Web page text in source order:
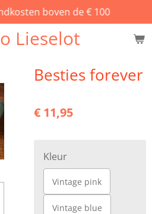
Lieselot
boven de € 100
Besties forever
€ 11,95
Kleur
Vintage pink
Vintage blue